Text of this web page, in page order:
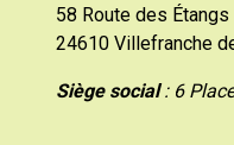
58 Route des Étangs
24610 Villefranche
Siège social: 6